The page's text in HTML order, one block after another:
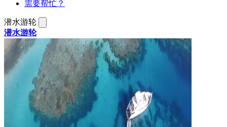
需要帮忙？
潜水游轮
潜水游轮